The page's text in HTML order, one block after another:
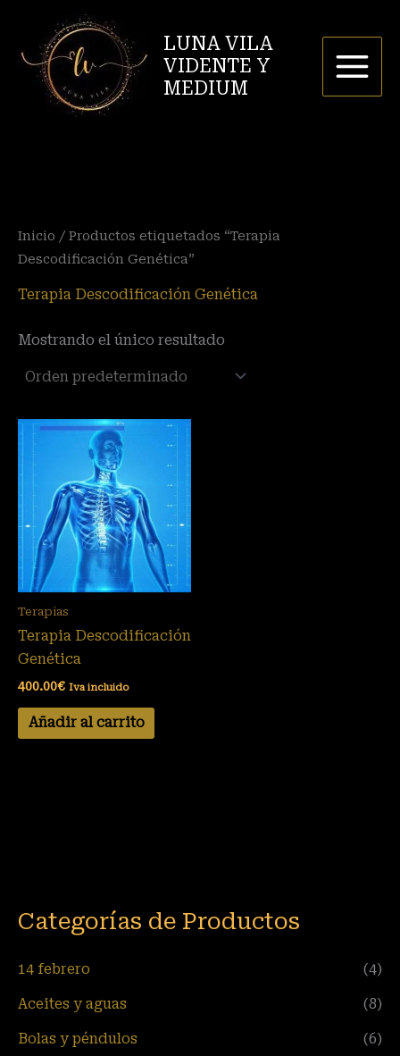
contenido
LUNA VILA
VIDENTE Y
MEDIUM
Categorías de Productos
14 febrero (4)
Aceites y aguas (8)
Bolas y péndulos (6)
Inicio / Productos etiquetados “Terapia
Descodificación Genética”
Terapia Descodificación Genética
Mostrando el único resultado
Terapias
Terapia Descodificación
Genética
400.00€ Iva incluido
Añadir al carrito